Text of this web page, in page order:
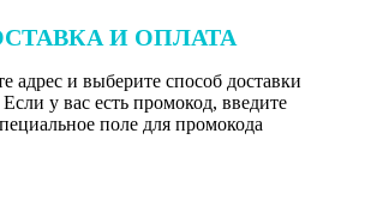
И ОПЛАТА
адрес и выберите способ доставки
Если у вас есть промокод, введите
поле для промокода